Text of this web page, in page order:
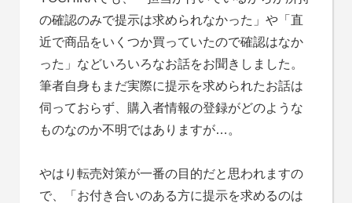
の確認のみで提示は求められなかった」や「直
近で商品をいくつか買っていたので確認はなか
った」などいろいろなお話をお聞きしました。
筆者自身もまだ実際に提示を求められたお話は
伺っておらず、購入者情報の登録がどのような
ものなのか不明ではありますが…。
やはり転売対策が一番の目的だと思われますの
で、「お付き合いのある方に提示を求めるのは